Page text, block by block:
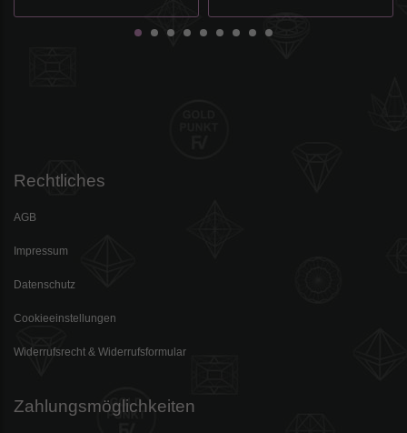
Rechtliches
AGB
Impressum
Datenschutz
Cookieeinstellungen
Widerrufsrecht & Widerrufsformular
Zahlungsmöglichkeiten